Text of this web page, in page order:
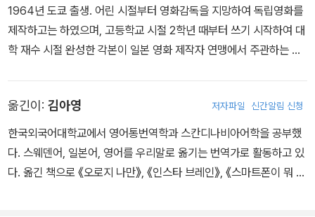
1964년 도쿄 출생. 어린 시절부터 영화감독을 지망하여 독립영화를
제작하고는 하였으며, 고등학교 시절 2학년 때부터 쓰기 시작하여 대
학 재수 시절 완성한 각본이 일본 영화 제작자 연맹에서 주관하는 기
고, 1989년 미국으로 건너가 로스앤젤레스 시티 컬리지에서 영화 연
출과 촬영, 편집을 공부했다. 1991년 귀국한 뒤에는 영화 및 텔레비
전 각본가로 활동하다가, 2001년 『13계단』으로 제47회 에도가와
란포상을 심사위원의 만장일치로 수상하며 소설가로 데뷔했다. 란포
옮긴이: 김아영 저자파일 신간알림 신청
한국외국어대학교에서 영어통번역학과 스칸디나비아어학을 공부했
다. 스웨덴어, 일본어, 영어를 우리말로 옮기는 번역가로 활동하고 있
다. 옮긴 책으로 《오로지 나만》, 《인스타 브레인》, 《스마트폰이 뭐 어